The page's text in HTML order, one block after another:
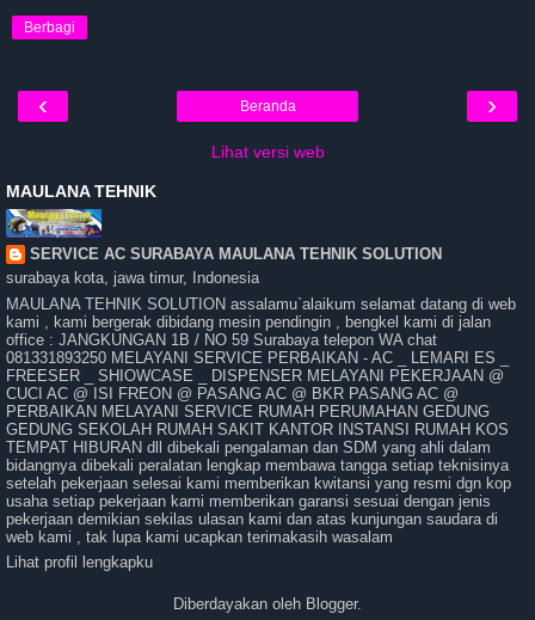
Berbagi
‹ ›
Beranda
Lihat versi web
MAULANA TEHNIK
SERVICE AC SURABAYA MAULANA TEHNIK SOLUTION
surabaya kota, jawa timur, Indonesia
MAULANA TEHNIK SOLUTION assalamu`alaikum selamat datang di web
kami , kami bergerak dibidang mesin pendingin , bengkel kami di jalan
office : JANGKUNGAN 1B / NO 59 Surabaya telepon WA chat
081331893250 MELAYANI SERVICE PERBAIKAN - AC _ LEMARI ES _
FREESER _ SHIOWCASE _ DISPENSER MELAYANI PEKERJAAN @
CUCI AC @ ISI FREON @ PASANG AC @ BKR PASANG AC @
PERBAIKAN MELAYANI SERVICE RUMAH PERUMAHAN GEDUNG
GEDUNG SEKOLAH RUMAH SAKIT KANTOR INSTANSI RUMAH KOS
TEMPAT HIBURAN dll dibekali pengalaman dan SDM yang ahli dalam
bidangnya dibekali peralatan lengkap membawa tangga setiap teknisinya
setelah pekerjaan selesai kami memberikan kwitansi yang resmi dgn kop
usaha setiap pekerjaan kami memberikan garansi sesuai dengan jenis
pekerjaan demikian sekilas ulasan kami dan atas kunjungan saudara di
web kami , tak lupa kami ucapkan terimakasih wasalam
Lihat profil lengkapku
Diberdayakan oleh Blogger.